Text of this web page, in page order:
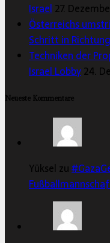
Israel 27.
Österreichs
Schritt in
Techniken der
Israel Lobby24.
Neueste Kommentare
Yüksel zu